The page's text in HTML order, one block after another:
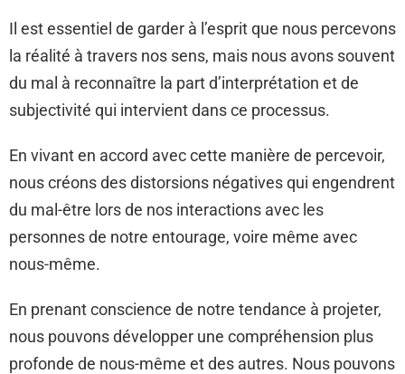
Il est essentiel de garder à l’esprit que nous percevons
la réalité à travers nos sens, mais nous avons souvent
du mal à reconnaître la part d’interprétation et de
subjectivité qui intervient dans ce processus.
En vivant en accord avec cette manière de percevoir,
nous créons des distorsions négatives qui engendrent
du mal-être lors de nos interactions avec les
personnes de notre entourage, voire même avec
nous-même.
En prenant conscience de notre tendance à projeter,
nous pouvons développer une compréhension plus
profonde de nous-même et des autres. Nous pouvons